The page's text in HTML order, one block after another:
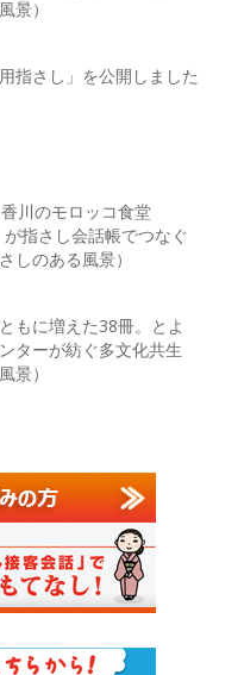
景）
指さし」を公開しました
川のモロッコ食堂
が指さし会話帳でつなぐ
しのある風景）
もに増えた38冊。とよ
ターが紡ぐ多文化共生
景）